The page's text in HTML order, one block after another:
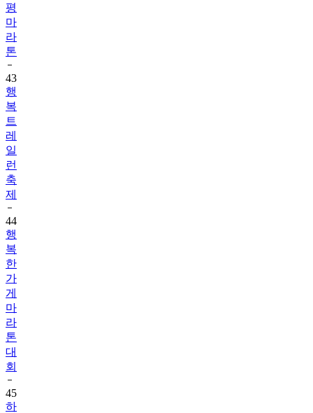
평
마
라
톤
43
행
복
트
레
일
런
축
제
44
행
복
한
가
게
마
라
톤
대
회
45
하